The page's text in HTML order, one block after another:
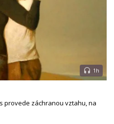
1h
provede záchranou vztahu, na